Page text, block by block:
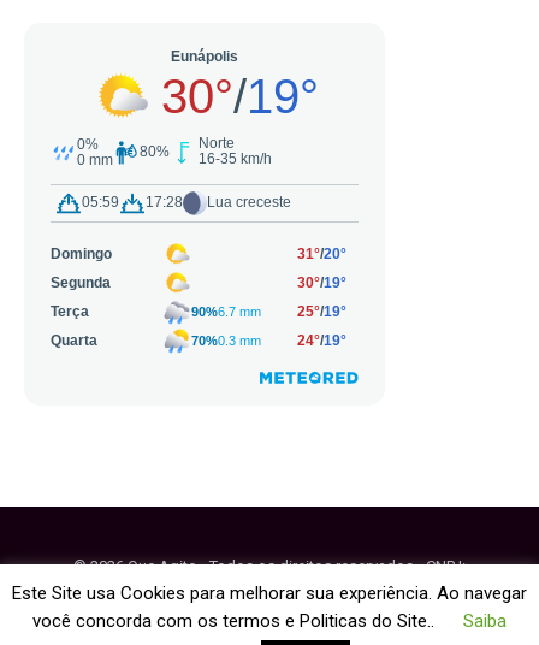
© 2026 Que Agito - Todos os direitos reservados - CNPJ:
64.884.270/0001-95
Política de Cookies
Este Site usa Cookies para melhorar sua experiência. Ao navegar
você concorda com os termos e Politicas do Site..
Saiba